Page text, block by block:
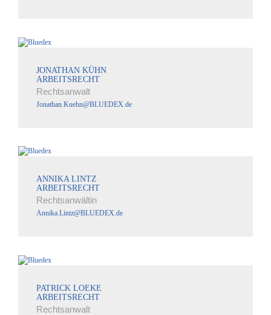
JONATHAN KÜHN
ARBEITSRECHT
Rechtsanwalt
Jonathan.Kuehn@BLUEDEX.de
ANNIKA LINTZ
ARBEITSRECHT
Rechtsanwältin
Annika.Lintz@BLUEDEX.de
PATRICK LOEKE
ARBEITSRECHT
Rechtsanwalt